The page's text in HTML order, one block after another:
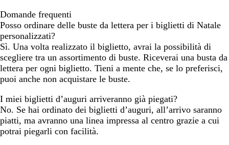
Domande frequenti
Posso ordinare delle buste da lettera per i biglietti di Natale
personalizzati?
Sì. Una volta realizzato il biglietto, avrai la possibilità di
scegliere tra un assortimento di buste. Riceverai una busta da
lettera per ogni biglietto. Tieni a mente che, se lo preferisci,
puoi anche non acquistare le buste.
I miei biglietti d’auguri arriveranno già piegati?
No. Se hai ordinato dei biglietti d’auguri, all’arrivo saranno
piatti, ma avranno una linea impressa al centro grazie a cui
potrai piegarli con facilità.